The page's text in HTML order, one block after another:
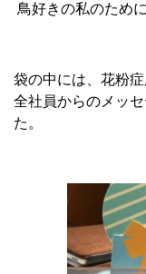
鳥好きの私のため
袋の中には、花粉
全社員からのメッ
た。